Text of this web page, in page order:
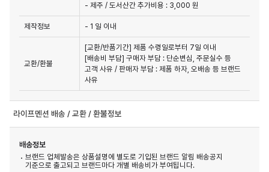
- 제주 / 도서산간 추가비용 : 3,000 원
제작정보 - 1 일 이내
교환/환불
[교환/반품기간] 제품 수령일로부터 7일 이내
[배송비 부담] 구매자 부담 : 단순변심, 주문실수 등
고객 사유 / 판매자 부담 : 제품 하자, 오배송 등 브랜드
사유
라이프멘션 배송 / 교환 / 환불정보
배송정보
브랜드 업체발송은 상품설명에 별도로 기입된 브랜드 알림 배송공지
기준으로 출고되고 브랜드마다 개별 배송비가 부여됩니다.